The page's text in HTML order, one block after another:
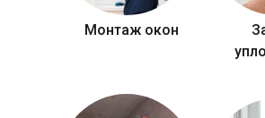
Монтаж окон